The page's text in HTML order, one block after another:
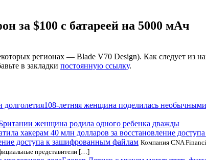
за $100 с батареей на 5000 мАч
регионах — Blade V70 Design). Как следует из
в закладки постоянную ссылку.
108-летняя женщина поделилась необычными
женщина родила одного ребенка дважды
доступа к зашифрованным файлам Компания CNA
представители […]